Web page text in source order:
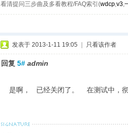
看清提问三步曲及多看教程/FAQ索引(wdcp,v3,
发表于 2013-1-11 19:05 只看该作者
回复 5# admin
是啊， 已经关闭了。 在测试中，彻